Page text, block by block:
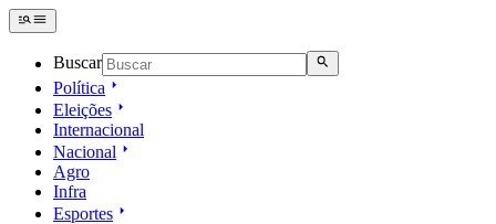
Buscar
Política
Eleições
Internacional
Nacional
Agro
Infra
Esportes